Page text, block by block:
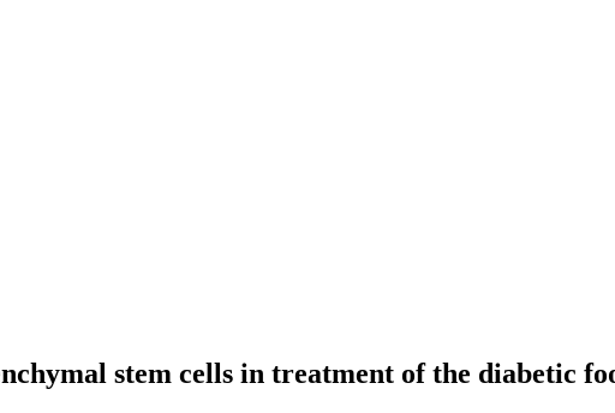
stem cells in treatment of the diabetic